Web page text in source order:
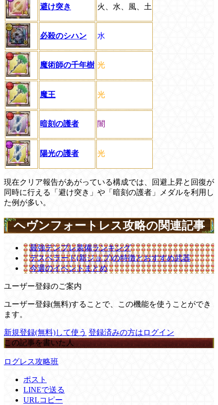
避け突き 火、水、風、土
必殺のシハン 水
魔術師の千年樹 光
魔王 光
暗刻の護者 闇
陽光の護者 光
現在クリア報告があがっている構成では、回避上昇と回復が
同時に行える「避け突き」や「暗刻の護者」メダルを利用し
た例が多い。
ヘヴンフォートレス攻略の関連記事
最強テンプレ装備ランキング
デスペラード(新ジョブ)の特徴とおすすめ武器
今週のイベントまとめ
ユーザー登録のご案内
ユーザー登録(無料)することで、この機能を使うことができ
ます。
新規登録(無料)して使う 登録済みの方はログイン
この記事を書いた人
ログレス攻略班
ポスト
LINEで送る
URLコピー